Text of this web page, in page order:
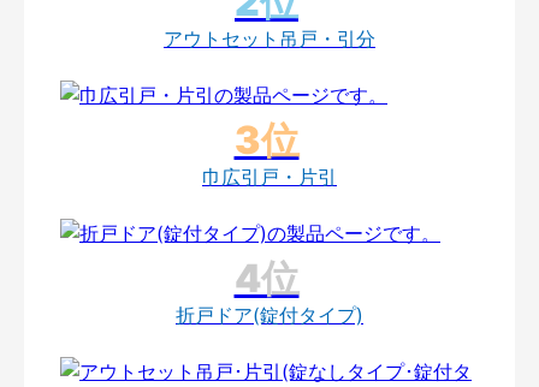
アウトセット吊戸・引分
巾広引戸・片引
折戸ドア(錠付タイプ)